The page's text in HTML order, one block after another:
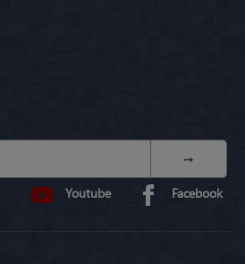
Youtube Facebook